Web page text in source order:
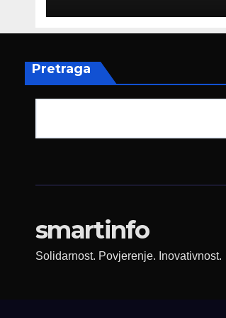
ambasadoru
Njemačke
Pretraga
smartinfo
Solidarnost. Povjerenje. Inovativnost.